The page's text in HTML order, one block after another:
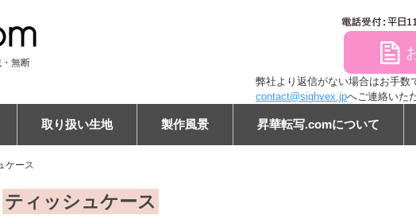
無断
file
弊社より返信がない場合はお手数
contact@sighvex.jpへご連絡いた
ン
ートプラン
いて
は
較り方
取り扱い生地 製作風景 昇華転写.comについて
ケース
ティッシュケース